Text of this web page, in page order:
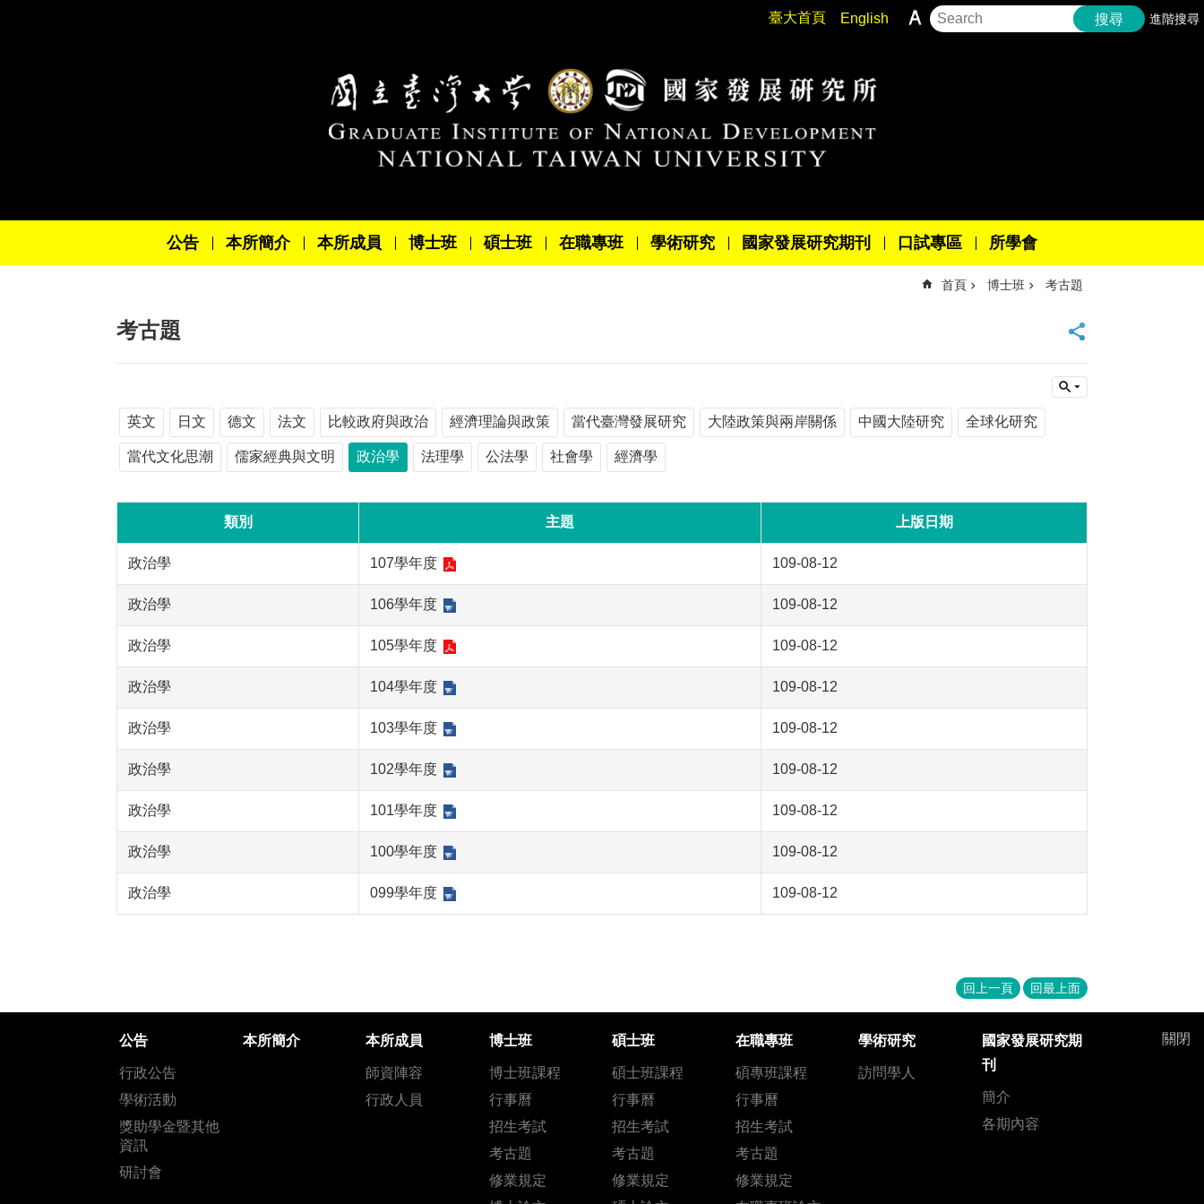
臺大首頁 English 搜尋 進階搜尋
公告 本所簡介 本所成員 博士班 碩士班 在職專班 學術研究 國家發展研究期刊 口試專區 所學會
首頁 博士班 考古題
考古題
英文 日文 德文 法文 比較政府與政治 經濟理論與政策 當代臺灣發展研究 大陸政策與兩岸關係 中國大陸研究 全球化研究
當代文化思潮 儒家經典與文明 政治學 法理學 公法學 社會學 經濟學
類別 主題 上版日期
政治學 107學年度 109-08-12
政治學 106學年度 109-08-12
政治學 105學年度 109-08-12
政治學 104學年度 109-08-12
政治學 103學年度 109-08-12
政治學 102學年度 109-08-12
政治學 101學年度 109-08-12
政治學 100學年度 109-08-12
政治學 099學年度 109-08-12
回上一頁 回最上面
關閉
公告
行政公告
學術活動
獎助學金暨其他
資訊
研討會
本所簡介 本所成員
師資陣容
行政人員
博士班
博士班課程
行事曆
招生考試
考古題
修業規定
碩士班
碩士班課程
行事曆
招生考試
考古題
修業規定
在職專班
碩專班課程
行事曆
招生考試
考古題
修業規定
學術研究
訪問學人
國家發展研究期
刊
簡介
各期內容